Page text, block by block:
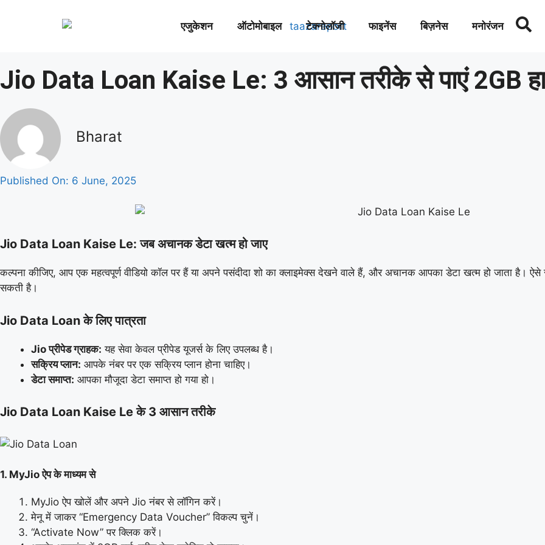
एजुकेशन ऑटोमोबाइल टेक्नोलॉजी फाइनेंस बिज़नेस मनोरंजन
Jio Data Loan Kaise Le: 3 आसान तरीके से पाएं 2GB
Bharat
Published On: 6 June, 2025
Jio Data Loan Kaise Le: जब अचानक डेटा खत्म हो जाए
कल्पना कीजिए, आप एक महत्वपूर्ण वीडियो कॉल पर हैं या अपने पसंदीदा शो का क्लाइमेक्स देखने वाले हैं, और अचानक आपका डेटा खत्म हो जाता है।
सकती है।
Jio Data Loan के लिए पात्रता
Jio प्रीपेड ग्राहक: यह सेवा केवल प्रीपेड यूजर्स के लिए उपलब्ध है।
सक्रिय प्लान: आपके नंबर पर एक सक्रिय प्लान होना चाहिए।
डेटा समाप्त: आपका मौजूदा डेटा समाप्त हो गया हो।
Jio Data Loan Kaise Le के 3 आसान तरीके
1. MyJio ऐप के माध्यम से
MyJio ऐप खोलें और अपने Jio नंबर से लॉगिन करें।
मेनू में जाकर “Emergency Data Voucher” विकल्प चुनें।
“Activate Now” पर क्लिक करें।